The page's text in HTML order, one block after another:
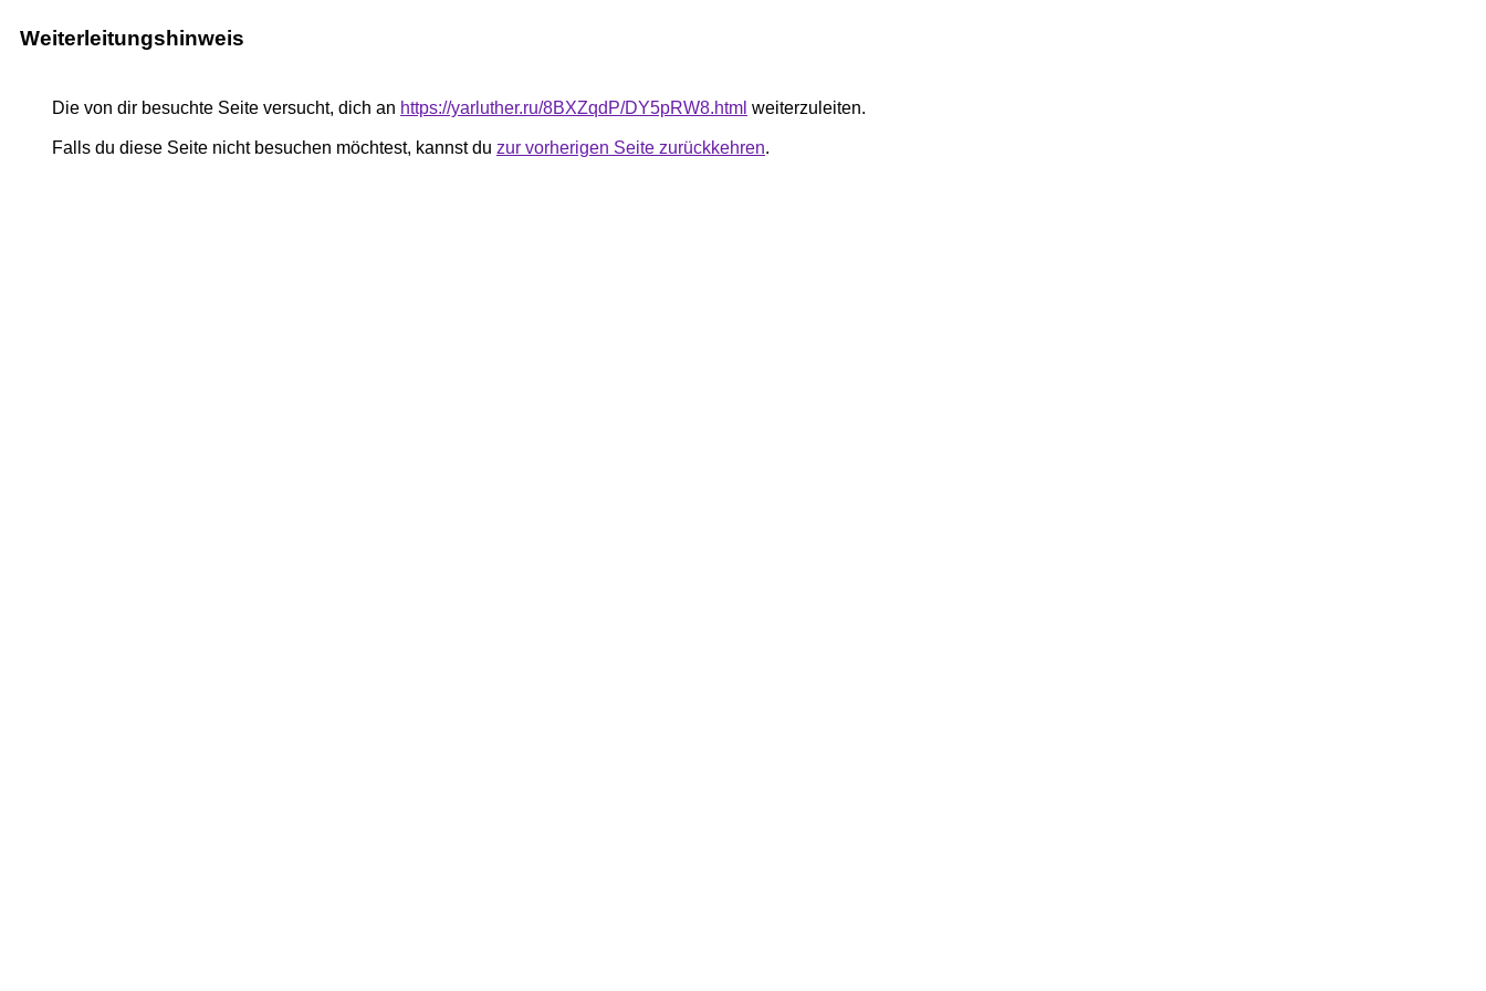
Weiterleitungshinweis
Die von dir besuchte Seite versucht, dich an https://yarluther.ru/8BXZqdP/DY5pRW8.html weiterzuleiten.
Falls du diese Seite nicht besuchen möchtest, kannst du zur vorherigen Seite zurückkehren.